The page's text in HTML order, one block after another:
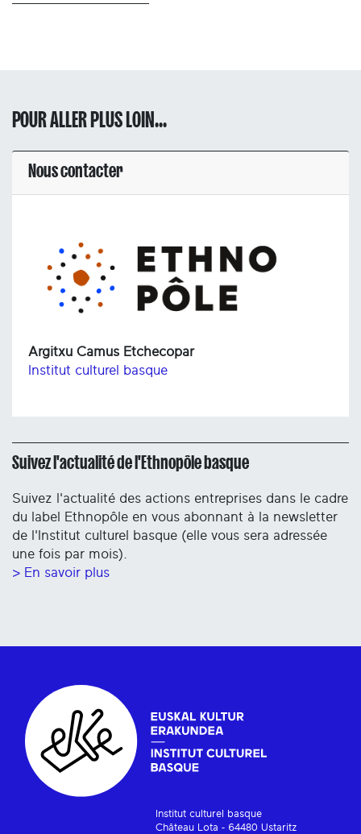
POUR ALLER PLUS LOIN...
Nous contacter
Argitxu Camus Etchecopar
Institut culturel basque
Suivez l'actualité de l'Ethnopôle basque
Suivez l'actualité des actions entreprises dans le cadre
du label Ethnopôle en vous abonnant à la newsletter
de l'Institut culturel basque (elle vous sera adressée
une fois par mois).
> En savoir plus
Institut culturel basque
Château Lota - 64480 Ustaritz